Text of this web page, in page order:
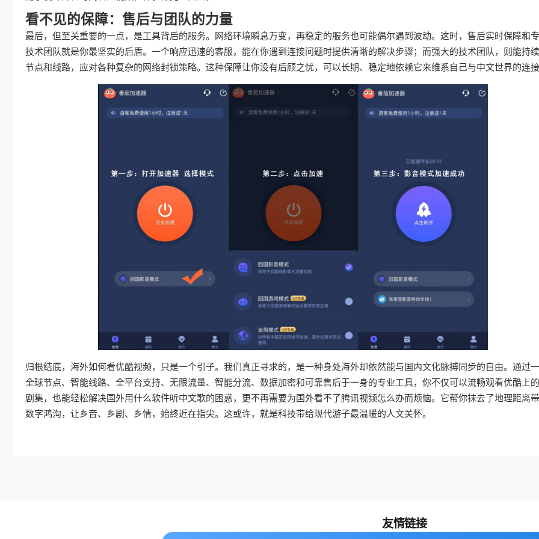
看不见的保障：售后与团队的力量
最后，但至关重要的一点，是工具背后的服务。网络环境瞬息万变，再稳定的服务也可能偶尔遇到波动。这时，售后实时保障和
技术团队就是你最坚实的后盾。一个响应迅速的客服，能在你遇到连接问题时提供清晰的解决步骤；而强大的技术团队，则能持
节点和线路，应对各种复杂的网络封锁策略。这种保障让你没有后顾之忧，可以长期、稳定地依赖它来维系自己与中文世界的连接
归根结底，海外如何看优酷视频，只是一个引子。我们真正寻求的，是一种身处海外却依然能与国内文化脉搏同步的自由。通过
全球节点、智能线路、全平台支持、无限流量、智能分流、数据加密和可靠售后于一身的专业工具，你不仅可以流畅观看优酷上
剧集，也能轻松解决国外用什么软件听中文歌的困惑，更不再需要为国外看不了腾讯视频怎么办而烦恼。它帮你抹去了地理距离
数字鸿沟，让乡音、乡剧、乡情，始终近在指尖。这或许，就是科技带给现代游子最温暖的人文关怀。
友情链接